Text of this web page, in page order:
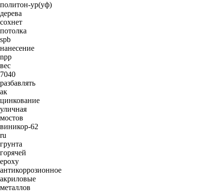
политон-ур(уф)
дерева
сохнет
потолка
spb
нанесение
npp
вес
7040
разбавлять
ак
цинкование
уличная
мостов
виникор-62
ru
грунта
горячей
epoxy
антикоррозионное
акриловые
металлов